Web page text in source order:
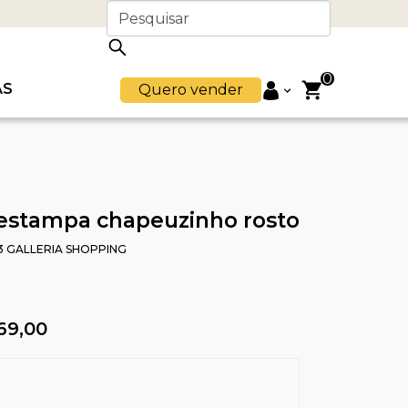
Quero vender
0
chapeuzinho rosto
GALLERIA SHOPPING